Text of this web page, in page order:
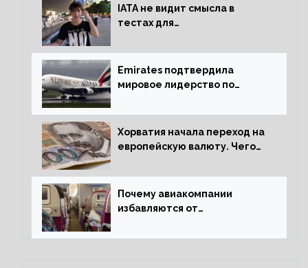
IATA не видит смысла в
тестах для
Emirates подтвердила
мировое лидерство по
Хорватия начала переход на
европейскую валюту. Чего
Почему авиакомпании
избавляются от